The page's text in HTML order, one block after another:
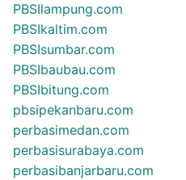
PBSIlampung.com
PBSIkaltim.com
PBSIsumbar.com
PBSIbaubau.com
PBSIbitung.com
pbsipekanbaru.com
perbasimedan.com
perbasisurabaya.com
perbasibanjarbaru.com